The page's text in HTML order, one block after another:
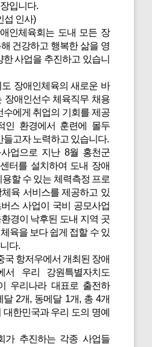
입니다.
섭 인사)
인체육회는 도내 모든 장
건강하고 행복한 삶을 영
사업을 추진하고 있습니
장애인체육의 새로운 바
장애인선수 체육직무 채용
수에게 취업의 기회를 제공
인 환경에서 훈련에 몰두
들고자 노력하고 있습니다.
업으로 지난 8월 홍천군
터를 설치하여 도내 장애
할 수 있는 체력측정 프로
육 서비스를 제공하고 있
스 사업이 국비 공모사업
경이 낙후된 도내 지역 곳
육을 보다 쉽게 접할 수 있
다.
국 항저우에서 개최된 장애
서 우리 강원특별자치도
우리나라 대표로 출전하
2개, 동메달 1개, 총 4개
한민국과 우리 도의 명예
가 추진하는 각종 사업들